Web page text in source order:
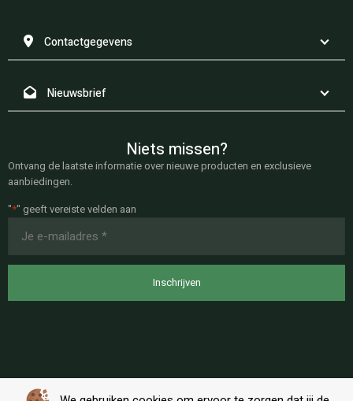
Contactgegevens
Nieuwsbrief
Niets missen?
Ontvang de laatste informatie over nieuwe producten en exclusieve
aanbiedingen.
"*" geeft vereiste velden aan
mailadres
*